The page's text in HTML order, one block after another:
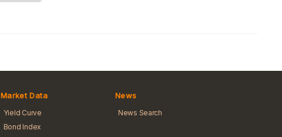
Market Data
Yield Curve
Bond Index
News
News Search